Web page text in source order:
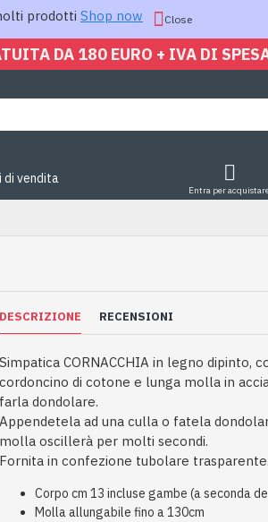
prodotti Shop now Close
DA 180 EURO + IVA DI
di vendita
Entra per
DESCRIZIONE RECENSIONI
Simpatica CORNACCHIA in legno dipinto,
cordoncino di cotone e lunga molla in
farla dondolare.
Appendetela ad una culla o fatela
molla oscillerà per molti secondi.
Fornita in confezione tubolare trasparente.
Corpo cm 13 incluse gambe (a seconda
Molla allungabile fino a 130cm